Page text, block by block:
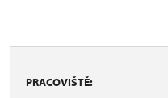
PRACOVIŠTĚ: